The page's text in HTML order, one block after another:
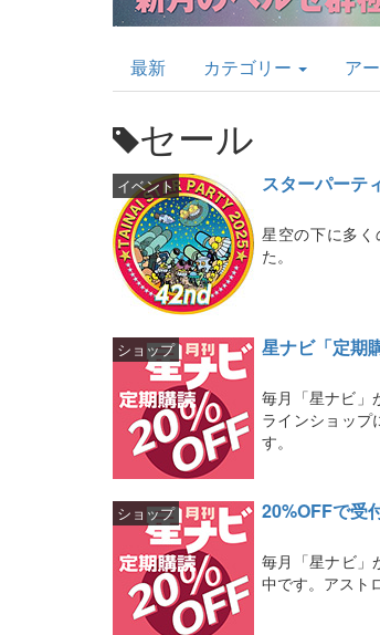
AstroArts
Topics
最新 カテゴリー ア
セール
スターパーテ
イベント
星空の下に多
た。
星ナビ「定期
ショップ
毎月「星ナビ」
ラインショップ
す。
20%OFFで受
ショップ
毎月「星ナビ」
中です。アスト